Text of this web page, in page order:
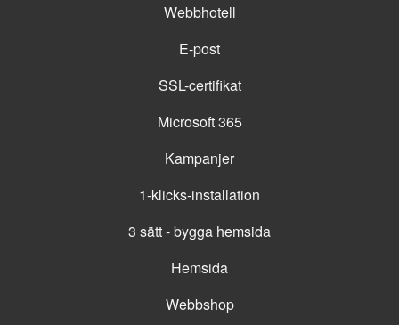
Webbhotell
E-post
SSL-certifikat
Microsoft 365
Kampanjer
1-klicks-installation
3 sätt - bygga hemsida
Hemsida
Webbshop